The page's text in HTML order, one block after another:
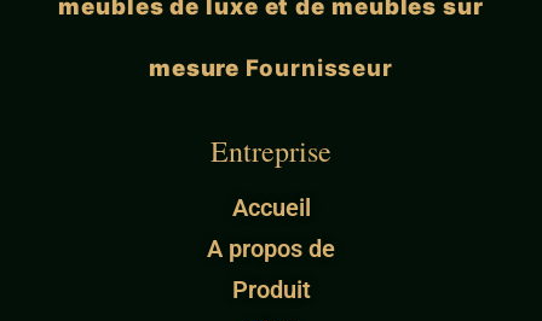
meubles de luxe et de meubles sur
mesure Fournisseur
Entreprise
Accueil
A propos de
Produit